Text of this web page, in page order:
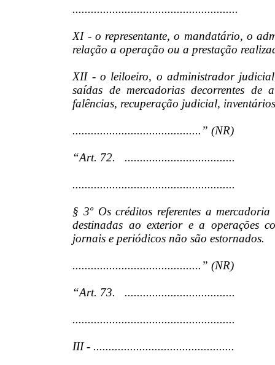
......................................................
XI - o representante, o mandatário, o
relação a operação ou a prestação
XII - o leiloeiro, o administrador
saídas de mercadorias decorrentes de
falências, recuperação judicial,
..........................................” (NR)
“Art. 72. ....................................
.....................................................
§ 3º Os créditos referentes a
destinadas ao exterior e a operações
jornais e periódicos não são estornados.
..........................................” (NR)
“Art. 73. ....................................
.....................................................
III - ..............................................